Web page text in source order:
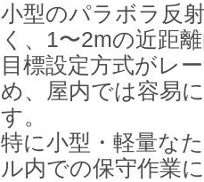
小型のパラボラ反
く、1〜2mの近距
目標設定方式がレ
め、屋内では容易
す。
特に小型・軽量な
ル内での保守作業